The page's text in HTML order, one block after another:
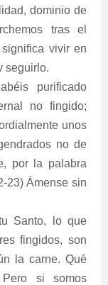
dominio de
tras el
vivir en
seguirlo.
purificado
no fingido;
unos
no de
por la palabra
23) Ámense sin
Santo, lo que
fingidos, son
la carne. Qué
si somos